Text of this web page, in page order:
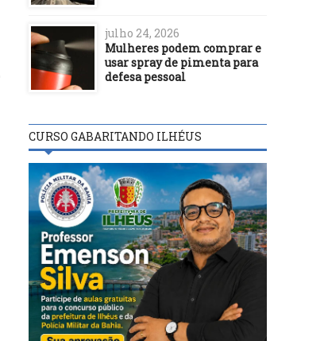
DESTAQUES
08/11/17
Câmara aprova projeto que
acaba com atenuante de pena
para menores de 21 anos
DESTAQUES
23/07/24
Projeto cria política
incentivo à formação
professores para a
julho 24, 2026
Mulheres podem comprar e
usar spray de pimenta para
defesa pessoal
CURSO GABARITANDO ILHÉUS